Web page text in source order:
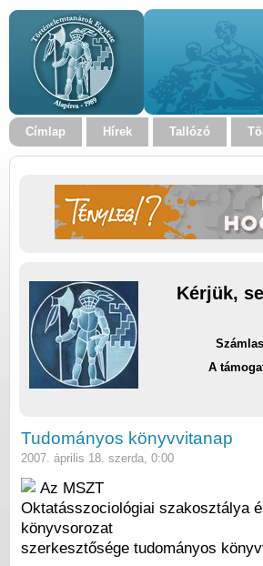
Címlap Hírek Tallózó
Kérjük,
A
Tudományos könyvvitanap
2007. április 18. szerda, 0:00
Az MSZT
Oktatásszociológiai szakosztálya
könyvsorozat
szerkesztősége tudományos